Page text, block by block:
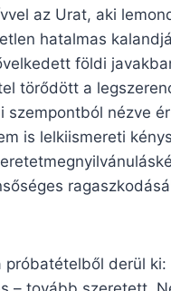
az Urat, aki
hatalmas
földi
törődött a
nézve
is lelkiismereti
derül